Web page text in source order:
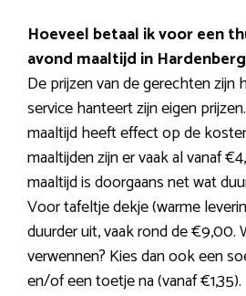
Hoeveel betaal ik voor een
avond maaltijd in
De prijzen van de gerechten zijn
service hanteert zijn eigen
maaltijd heeft effect op de
maaltijden zijn er vaak al vanaf
maaltijd is doorgaans net wat
Voor tafeltje dekje (warme
duurder uit, vaak rond de €9,00.
verwennen? Kies dan ook een
en/of een toetje na (vanaf €1,35).